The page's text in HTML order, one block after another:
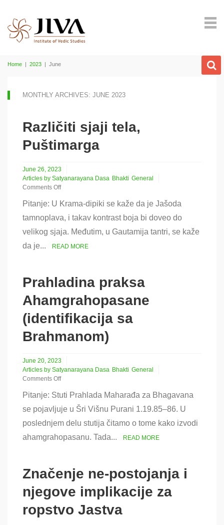
Home | 2023 | June
MONTHLY ARCHIVES: JUNE 2023
Različiti sjaji tela,
Puštimarga
June 26, 2023
Articles by Satyanarayana Dasa Bhakti General
Comments Off
Različiti
sjaji
Puštimarga
Pitanje: U Krama-dipiki se kaže da je Jašoda
tamnoplava, i takav kontrast boja bi doveo do
velikog sjaja. Međutim, u Gautamija tantri, se kaže
da je...
READ MORE
Prahladina praksa
Ahamgrahopasane
(identifikacija sa
Brahmanom)
June 20, 2023
Articles by Satyanarayana Dasa Bhakti General
Comments Off
Prahladina
Ahamgrahopasane
(identifikacija
sa
Brahmanom)
Pitanje: Stuti Prahlada Maharađa za Bhagavana
se pojavljuje u Šri Višnu Purani 1.19.85–86. U
poslednjem delu stutija čitamo o tome kako izvodi
ahamgrahopasanu. Tada...
READ MORE
Značenje ne-postojanja i
njegove implikacije za
ropstvo Jastva